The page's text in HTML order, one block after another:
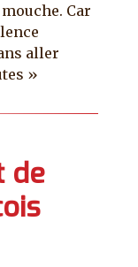
Car
aller
»
de